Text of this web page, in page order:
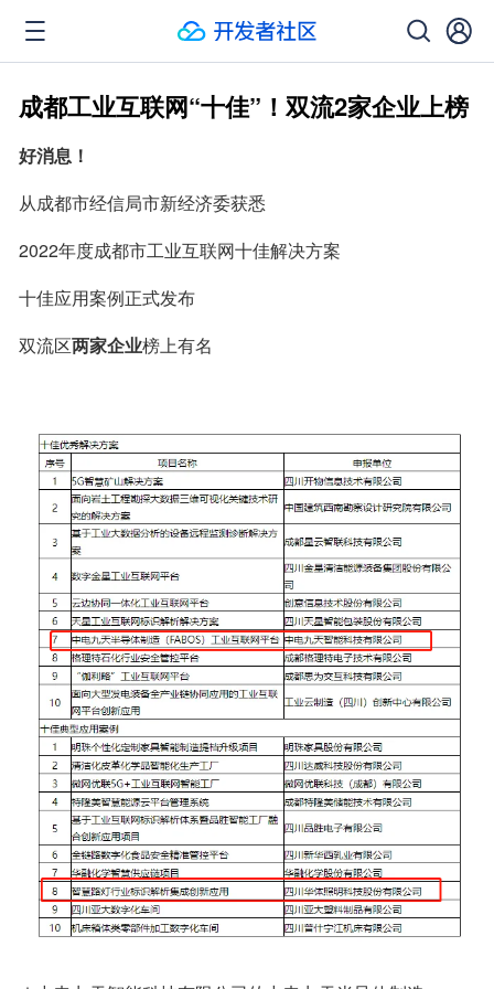
成都工业互联网“十佳”！双流2家企业上榜
好消息！
从成都市经信局市新经济委获悉
2022年度成都市工业互联网十佳解决方案
十佳应用案例正式发布
双流区两家企业榜上有名